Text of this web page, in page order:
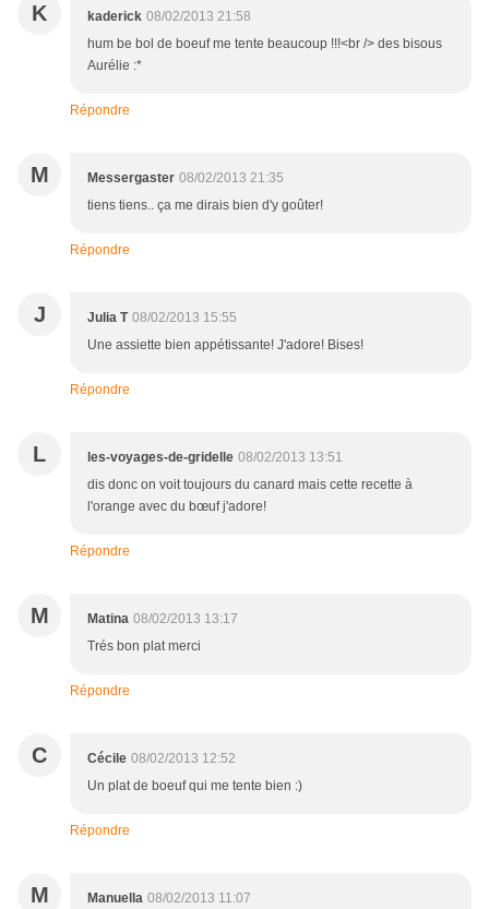
K kaderick 08/02/2013 21:58
hum be bol de boeuf me tente beaucoup !!!<br /> des bisous
Aurélie :*
Répondre
M Messergaster 08/02/2013 21:35
tiens tiens.. ça me dirais bien d'y goûter!
Répondre
J Julia T 08/02/2013 15:55
Une assiette bien appétissante! J'adore! Bises!
Répondre
L les-voyages-de-gridelle 08/02/2013 13:51
dis donc on voit toujours du canard mais cette recette à
l'orange avec du bœuf j'adore!
Répondre
M Matina 08/02/2013 13:17
Trés bon plat merci
Répondre
C Cécile 08/02/2013 12:52
Un plat de boeuf qui me tente bien :)
Répondre
M Manuella 08/02/2013 11:07